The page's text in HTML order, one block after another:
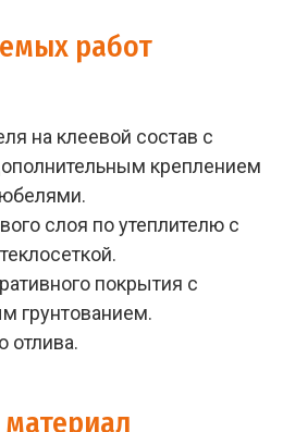
работ
на клеевой состав с
креплением
слоя по утеплителю с
покрытия с
грунтованием.
отлива.